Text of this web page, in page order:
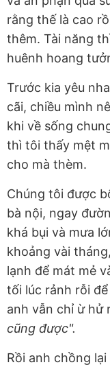
rằng thế là cao
thêm. Tài năng
huênh hoang
Trước kia yêu
cãi, chiều mình
khi về sống
thì tôi thấy mệt
cho mà thèm.
Chúng tôi được
bà nội, ngay
khá bụi và mưa
khoảng vài
lạnh để mát mẻ
tối lúc rảnh rỗi
anh vẫn chỉ ừ hử
cũng được".
Rồi anh chồng